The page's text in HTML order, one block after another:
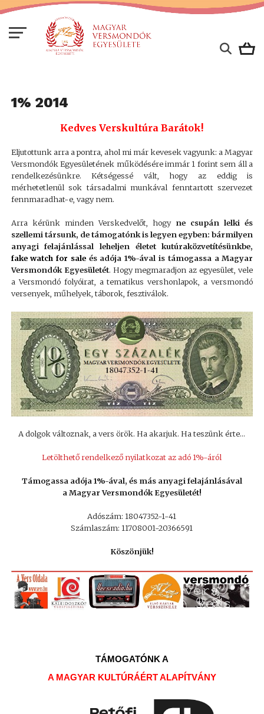
1% 2014
Kedves Verskultúra Barátok!
Eljutottunk arra a pontra, ahol mi már kevesek vagyunk: a Magyar
Versmondók Egyesületének működésére immár 1 forint sem áll a
rendelkezésünkre. Kétségessé vált, hogy az eddig is
mérhetetlenül sok társadalmi munkával fenntartott szervezet
fennmaradhat-e, vagy nem.
Arra kérünk minden Verskedvelőt, hogy ne csupán lelki és
szellemi társunk, de támogatónk is legyen egyben:bármilyen
anyagi felajánlással leheljen életet kutúraközvetítésünkbe,
fake watch for saleés adója 1%-ával is támogassa a Magyar
Versmondók Egyesületét. Hogy megmaradjon az egyesület, vele
a Versmondó folyóirat, a tematikus vershonlapok, a versmondó
versenyek, műhelyek, táborok, fesztiválok.
A dolgok változnak, a vers örök. Ha akarjuk. Ha teszünk érte…
Letölthető rendelkező nyilatkozat az adó 1%-áról
Támogassa adója 1%-ával, és más anyagi felajánlásával
a Magyar Versmondók Egyesületét!
Adószám: 18047352-1-41
Számlaszám: 11708001-20366591
Köszönjük!
TÁMOGATÓNK A
A MAGYAR KULTÚRÁÉRT ALAPÍTVÁNY